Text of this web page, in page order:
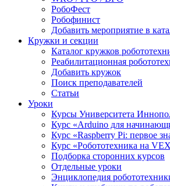
РобоФест
Робофинист
Добавить мероприятие в
Кружки и секции
Каталог кружков
Реабилитационная
Добавить кружок
Поиск преподавателей
Статьи
Уроки
Курсы Университета
Курс «Arduino для
Курс «Raspberry Pi: первое
Курс «Робототехника на
Подборка сторонних курсов
Отдельные уроки
Энциклопедия